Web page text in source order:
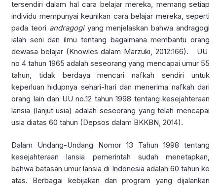
tersendiri dalam hal cara belajar mereka, memang setiap
individu mempunyai keunikan cara belajar mereka, seperti
pada teori andragogi yang menjelaskan bahwa andragogi
ialah seni dan ilmu tentang bagaimana membantu orang
dewasa belajar (Knowles dalam Marzuki, 2012:166). UU
no 4 tahun 1965 adalah seseorang yang mencapai umur 55
tahun, tidak berdaya mencari nafkah sendiri untuk
keperluan hidupnya sehari-hari dan menerima nafkah dari
orang lain dan UU no.12 tahun 1998 tentang kesejahteraan
lansia (lanjut usia) adalah seseorang yang telah mencapai
usia diatas 60 tahun (Depsos dalam BKKBN, 2014).
Dalam Undang-Undang Nomor 13 Tahun 1998 tentang
kesejahteraan lansia pemerintah sudah menetapkan,
bahwa batasan umur lansia di Indonesia adalah 60 tahun ke
atas. Berbagai kebijakan dan program yang dijalankan